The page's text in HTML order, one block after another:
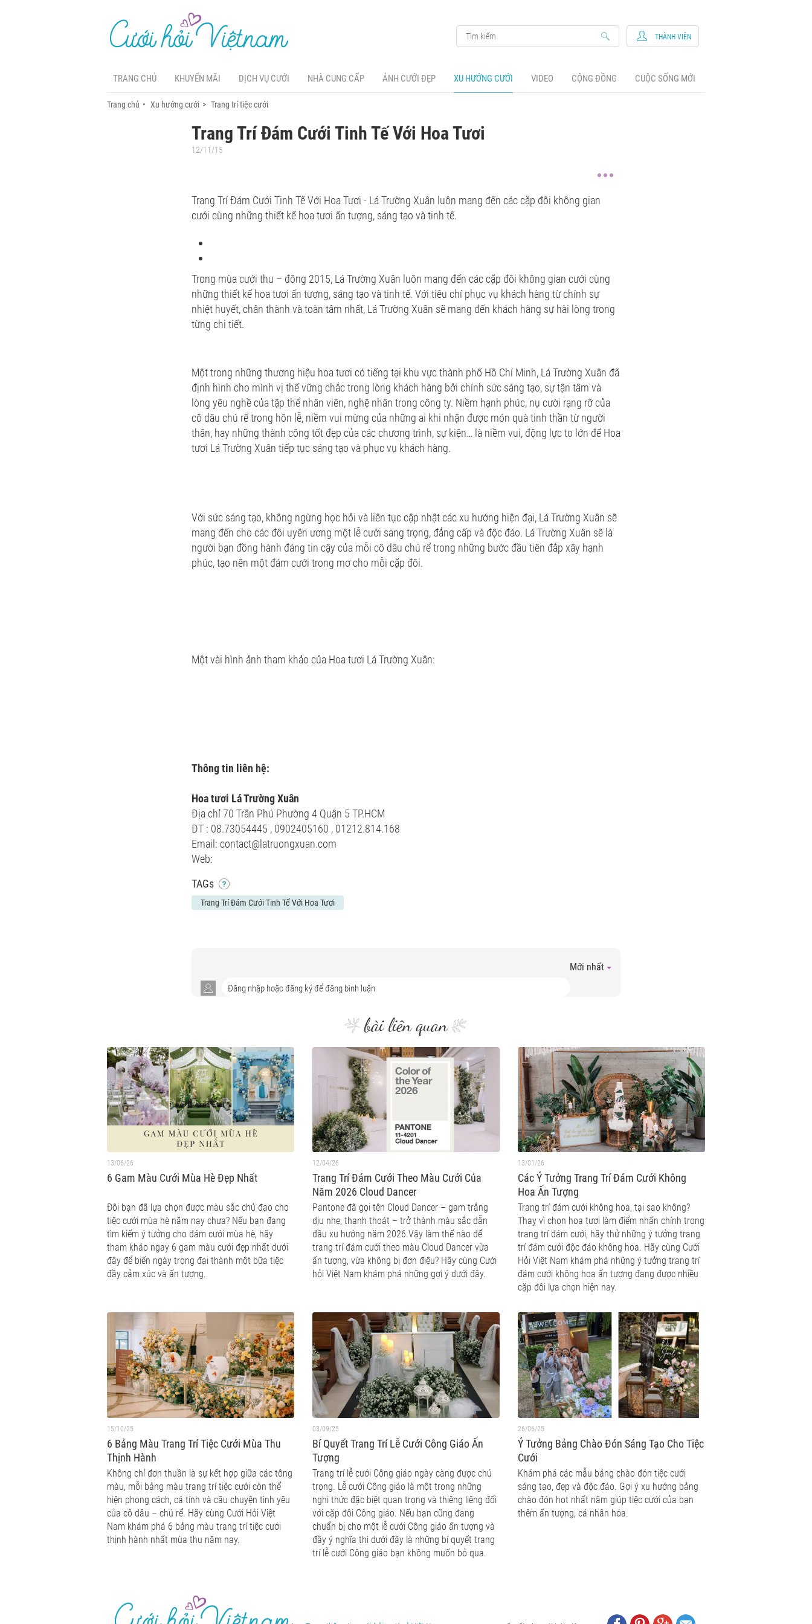
TRANG CHỦ KHUYẾN MÃI DỊCH VỤ CƯỚI NHÀ CUNG CẤP ẢNH CƯỚI ĐẸP XU HƯỚNG CƯỚI VIDEO CỘNG ĐỒNG CUỘC SỐNG MỚI
THÀNH VIÊN
Trang chủ Xu hướng cưới Trang trí tiệc cưới
Trang Trí Đám Cưới Tinh Tế Với Hoa Tươi
12/11/15
Trang Trí Đám Cưới Tinh Tế Với Hoa Tươi - Lá Trường Xuân luôn mang đến các cặp đôi không gian
cưới cùng những thiết kế hoa tươi ấn tượng, sáng tạo và tinh tế.
Trong mùa cưới thu – đông 2015, Lá Trường Xuân luôn mang đến các cặp đôi không gian cưới cùng
những thiết kế hoa tươi ấn tượng, sáng tạo và tinh tế. Với tiêu chí phục vụ khách hàng từ chính sự
nhiệt huyết, chân thành và toàn tâm nhất, Lá Trường Xuân sẽ mang đến khách hàng sự hài lòng trong
từng chi tiết.
Một trong những thương hiệu hoa tươi có tiếng tại khu vực thành phố Hồ Chí Minh, Lá Trường Xuân đã
định hình cho mình vị thế vững chắc trong lòng khách hàng bởi chính sức sáng tạo, sự tận tâm và
lòng yêu nghề của tập thể nhân viên, nghệ nhân trong công ty. Niềm hạnh phúc, nụ cười rạng rỡ của
cô dâu chú rể trong hôn lễ, niềm vui mừng của những ai khi nhận được món quà tinh thần từ người
thân, hay những thành công tốt đẹp của các chương trình, sự kiện… là niềm vui, động lực to lớn để Hoa
tươi Lá Trường Xuân tiếp tục sáng tạo và phục vụ khách hàng.
Với sức sáng tạo, không ngừng học hỏi và liên tục cập nhật các xu hướng hiện đại, Lá Trường Xuân sẽ
mang đến cho các đôi uyên ương một lễ cưới sang trọng, đẳng cấp và độc đáo. Lá Trường Xuân sẽ là
người bạn đồng hành đáng tin cậy của mỗi cô dâu chú rể trong những bước đầu tiên đắp xây hạnh
phúc, tạo nên một đám cưới trong mơ cho mỗi cặp đôi.
Một vài hình ảnh tham khảo của Hoa tươi Lá Trường Xuân:
Thông tin liên hệ:
Hoa tươi Lá Trường Xuân
Địa chỉ 70 Trần Phú Phường 4 Quận 5 TP.HCM
ĐT : 08.73054445 , 0902405160 , 01212.814.168
Email: contact@latruongxuan.com
Web:
TAGs
Trang Trí Đám Cưới Tinh Tế Với Hoa Tươi
Mới nhất
bài liên quan
13/06/26
6 Gam Màu Cưới Mùa Hè Đẹp Nhất
Đôi bạn đã lựa chọn được màu sắc chủ đạo cho
tiệc cưới mùa hè năm nay chưa? Nếu bạn đang
tìm kiếm ý tưởng cho đám cưới mùa hè, hãy
tham khảo ngay 6 gam màu cưới đẹp nhất dưới
đây để biến ngày trọng đại thành một bữa tiệc
đầy cảm xúc và ấn tượng.
12/04/26
Trang Trí Đám Cưới Theo Màu Cưới Của
Năm 2026 Cloud Dancer
Pantone đã gọi tên Cloud Dancer – gam trắng
dịu nhẹ, thanh thoát – trở thành màu sắc dẫn
đầu xu hướng năm 2026.Vậy làm thế nào để
trang trí đám cưới theo màu Cloud Dancer vừa
ấn tượng, vừa không bị đơn điệu? Hãy cùng Cưới
hỏi Việt Nam khám phá những gợi ý dưới đây.
13/01/26
Các Ý Tưởng Trang Trí Đám Cưới Không
Hoa Ấn Tượng
Trang trí đám cưới không hoa, tại sao không?
Thay vì chọn hoa tươi làm điểm nhấn chính trong
trang trí đám cưới, hãy thử những ý tưởng trang
trí đám cưới độc đáo không hoa. Hãy cùng Cưới
Hỏi Việt Nam khám phá những ý tưởng trang trí
đám cưới không hoa ấn tượng đang được nhiều
cặp đôi lựa chọn hiện nay.
15/10/25
6 Bảng Màu Trang Trí Tiệc Cưới Mùa Thu
Thịnh Hành
Không chỉ đơn thuần là sự kết hợp giữa các tông
màu, mỗi bảng màu trang trí tiệc cưới còn thể
hiện phong cách, cá tính và câu chuyện tình yêu
của cô dâu – chú rể. Hãy cùng Cưới Hỏi Việt
Nam khám phá 6 bảng màu trang trí tiệc cưới
thịnh hành nhất mùa thu năm nay.
03/09/25
Bí Quyết Trang Trí Lễ Cưới Công Giáo Ấn
Tượng
Trang trí lễ cưới Công giáo ngày càng được chú
trọng. Lễ cưới Công giáo là một trong những
nghi thức đặc biệt quan trọng và thiêng liêng đối
với cặp đôi Công giáo. Nếu bạn cũng đang
chuẩn bị cho một lễ cưới Công giáo ấn tượng và
đầy ý nghĩa thì dưới đây là những bí quyết trang
trí lễ cưới Công giáo bạn không muốn bỏ qua.
26/06/25
Ý Tưởng Bảng Chào Đón Sáng Tạo Cho Tiệc
Cưới
Khám phá các mẫu bảng chào đón tiệc cưới
sáng tạo, đẹp và độc đáo. Gợi ý xu hướng bảng
chào đón hot nhất năm giúp tiệc cưới của bạn
thêm ấn tượng, cá nhân hóa.